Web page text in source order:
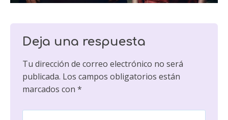
Deja una respuesta
Tu dirección de correo electrónico no será
publicada. Los campos obligatorios están
marcados con *